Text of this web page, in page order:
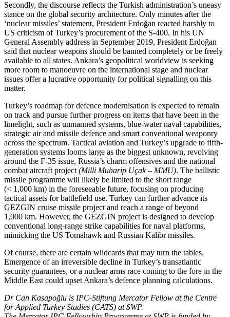
Secondly, the discourse reflects the Turk­ish administration’s uneasy
stance on the global security architecture. Only minutes after the
‘nuclear missiles’ statement, Presi­dent Erdoğan reacted harshly to
US criti­cism of Turkey’s procurement of the S‑400. In his UN
General Assembly address in Sep­tember 2019, President Erdoğan
said that nuclear weapons should be banned com­pletely or be freely
available to all states. Ankara’s geopolitical worldview is seeking
more room to manoeuvre on the international stage and nuclear
issues offer a lucra­tive opportunity for political signalling on this
matter.
Turkey’s roadmap for defence modernisation is expected to remain
on track and pursue further progress on items that have been in the
limelight, such as unmanned systems, blue-water naval capabilities,
stra­tegic air and missile defence and smart con­ventional weaponry
across the spectrum. Tactical aviation and Turkey’s upgrade to fifth-
generation systems looms large as the biggest unknown, revolving
around the F‑35 issue, Russia’s charm offensives and the national
combat aircraft project (Milli Muharip Uçak – MMU). The ballistic
missile programme will likely be limited to the short range
(< 1,000 km) in the foreseeable future, focusing on producing
tactical assets for battlefield use. Turkey can further ad­vance its
GEZGIN cruise missile project and reach a range of beyond
1,000 km. How­ever, the GEZGIN project is designed to de­velop
conventional long-range strike capa­bilities for naval platforms,
mimicking the US Tomahawk and Russian Kalibr missiles.
Of course, there are certain wildcards that may turn the tables.
Emergence of an irreversible decline in Turkey’s transatlantic
security guarantees, or a nuclear arms race coming to the fore in the
Middle East could upset Ankara’s defence planning calculations.
Dr Can Kasapoğlu is IPC-Stiftung Mercator Fellow at the Centre
for Applied Turkey Studies (CATS) at SWP.